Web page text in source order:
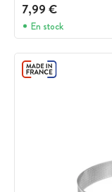
7,99 €
En stock